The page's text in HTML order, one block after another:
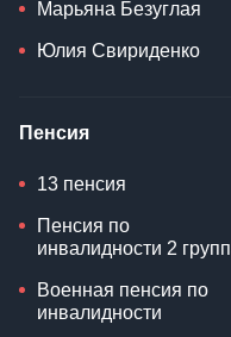
Марьяна Безуглая
Юлия Свириденко
Пенсия
13 пенсия
Пенсия по
инвалидности 2
Военная пенсия по
инвалидности